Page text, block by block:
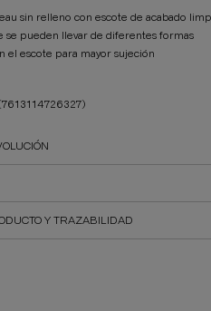
sin relleno con escote de acabado
se pueden llevar de diferentes formas
el escote para mayor sujeción
Y TRAZABILIDAD